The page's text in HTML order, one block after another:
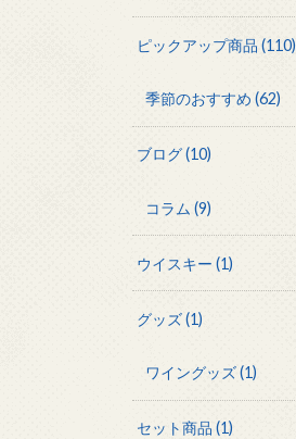
ピックアップ商品(110)
季節のおすすめ (62)
ブログ(10)
コラム (9)
ウイスキー(1)
グッズ(1)
ワイングッズ(1)
セット商品(1)